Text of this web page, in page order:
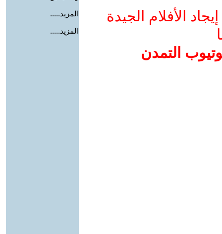
الأفلام الجيدة
التمدن
المزيد.....
المزيد.....